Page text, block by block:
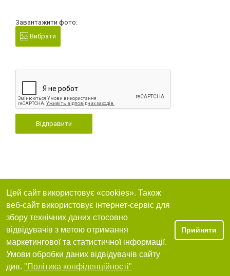
Завантажити фото:
Вибрати
Відправити
Цей сайт використовує «cookies». Також
веб-сайт використовує інтернет-сервіс для
збору технічних даних стосовно
відвідувачів з метою отримання
маркетингової та статистичної інформації.
Умови обробки даних відвідувачів сайту
див. "Політика конфіденційності"
Прийняти